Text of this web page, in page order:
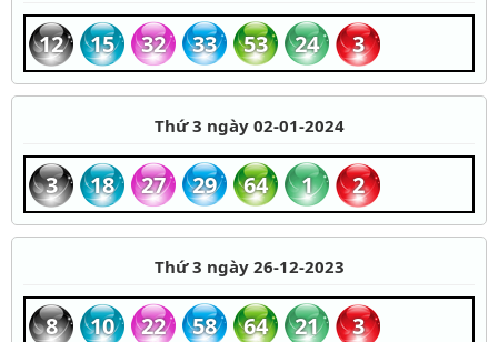
12 15 32 33 53 24 3
Thứ 3 ngày 02-01-2024
3 18 27 29 64 1 2
Thứ 3 ngày 26-12-2023
8 10 22 58 64 21 3